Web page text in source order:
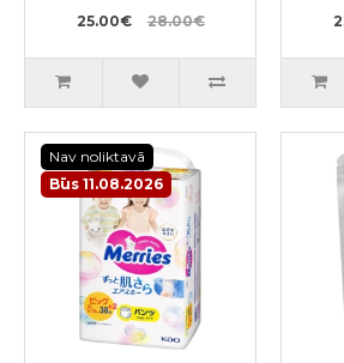
25.00€ 28.00€
Nav noliktavā
Būs 11.08.2026